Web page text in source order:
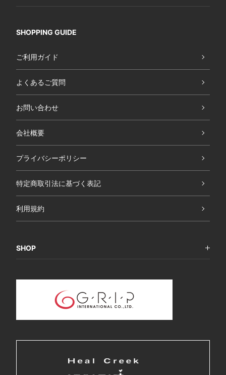
SHOPPING GUIDE
ご利用ガイド
よくあるご質問
お問い合わせ
会社概要
プライバシーポリシー
特定商取引法に基づく表記
利用規約
SHOP